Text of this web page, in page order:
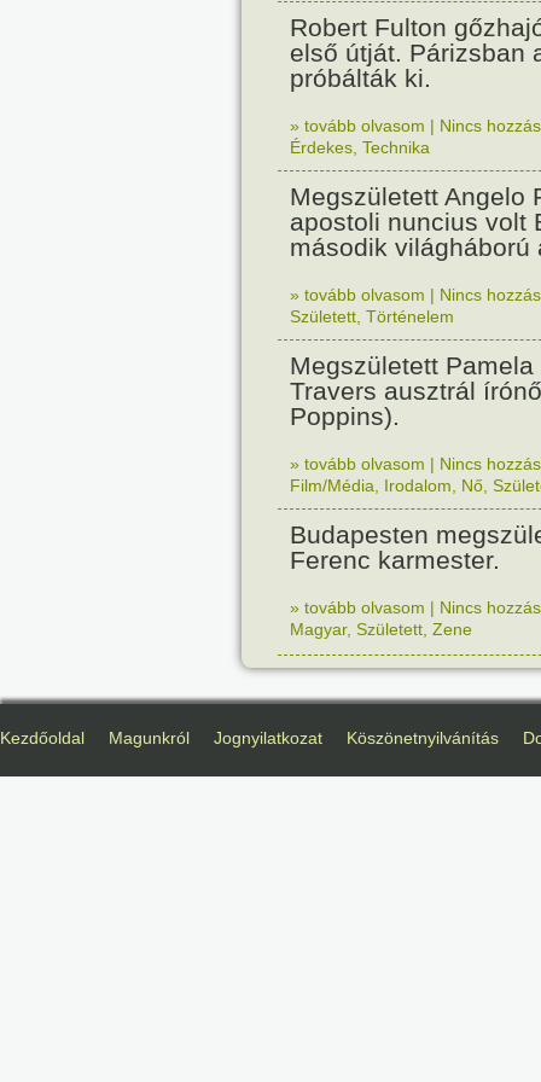
Robert Fulton
első útját. Párizsban
próbálták ki.
» tovább olvasom | Nincs
Érdekes Technika
Megszületett Angelo
apostoli nuncius volt
második világháború
» tovább olvasom | Nincs
Született Történelem
Megszületett Pamela
Travers ausztrál
Poppins).
» tovább olvasom | Nincs
Film/Média
Irodalom Nő
Budapesten
Ferenc karmester.
» tovább olvasom | Nincs
Magyar, Született Zene
Kezdőoldal Magunkról Jognyilatkozat Köszönetnyilvánítás